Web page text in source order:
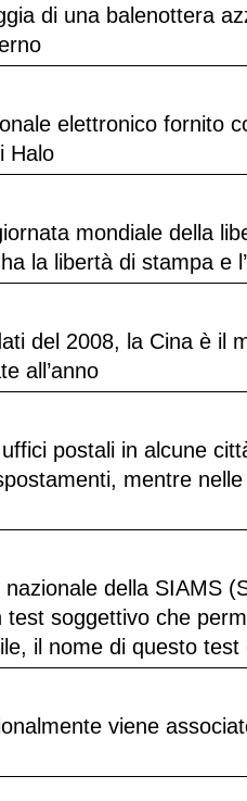
di una balenottera
elettronico fornito
Halo
mondiale della
ha la libertà di stampa e
del 2008, la Cina è il
all’anno
postali in alcune
mentre
della SIAMS
test soggettivo che
il nome di questo test
viene